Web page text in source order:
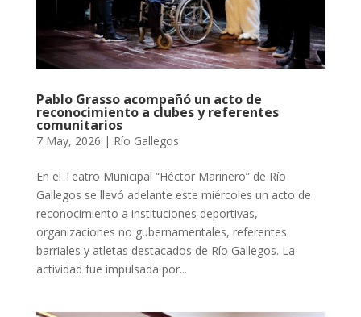
Pablo Grasso acompañó un acto de
reconocimiento a clubes y referentes
comunitarios
7 May, 2026 | Río Gallegos
En el Teatro Municipal “Héctor Marinero” de Río
Gallegos se llevó adelante este miércoles un acto de
reconocimiento a instituciones deportivas,
organizaciones no gubernamentales, referentes
barriales y atletas destacados de Río Gallegos. La
actividad fue impulsada por...